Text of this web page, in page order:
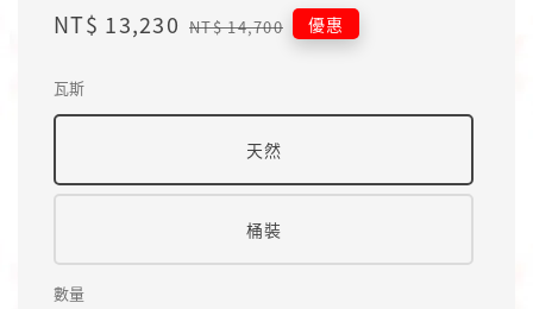
Sale
NT$ 13,230 Regular
NT$ 14,700 優惠
瓦斯
天然
桶裝
數量